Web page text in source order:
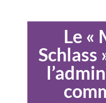
Le «
Schlass